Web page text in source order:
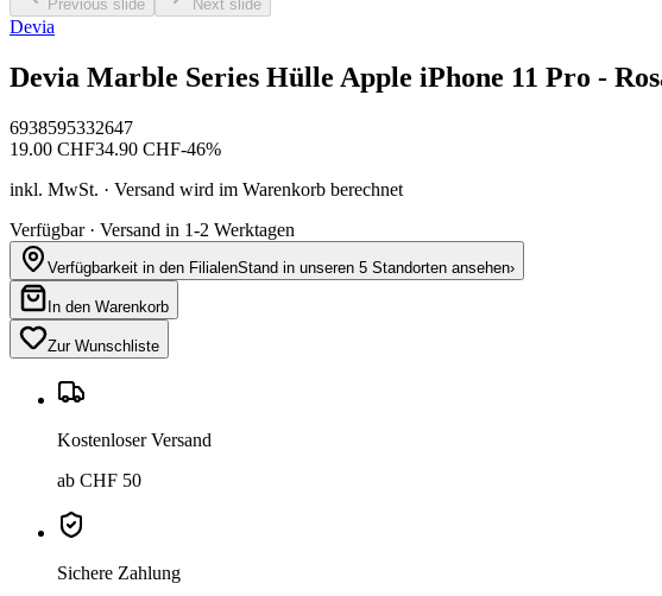
Previous slide Next slide
Devia
Devia Marble Series Hülle Apple iPhone 11 Pro -
6938595332647
19.00 CHF34.90 CHF-46%
inkl. MwSt. · Versand wird im Warenkorb berechnet
Verfügbar · Versand in 1-2 Werktagen
Verfügbarkeit in den FilialenStand in unseren 5 Standorten ansehen›
In den Warenkorb
Zur Wunschliste
Kostenloser Versand
ab CHF 50
Sichere Zahlung